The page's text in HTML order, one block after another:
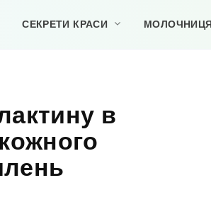
СЕКРЕТИ КРАСИ МОЛОЧНИЦЯ
в